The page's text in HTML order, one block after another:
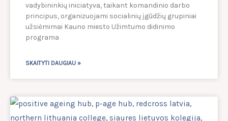
vadybininkių iniciatyva, taikant komandinio darbo
principus, organizuojami socialinių įgūdžių grupiniai
užsiėmimai Kauno miesto Užimtumo didinimo
programa
SKAITYTI DAUGIAU »